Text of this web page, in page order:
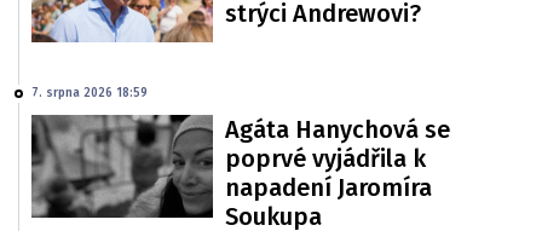
strýci Andrewovi?
7. srpna 2026 18:59
Agáta Hanychová se
poprvé vyjádřila k
napadení Jaromíra
Soukupa